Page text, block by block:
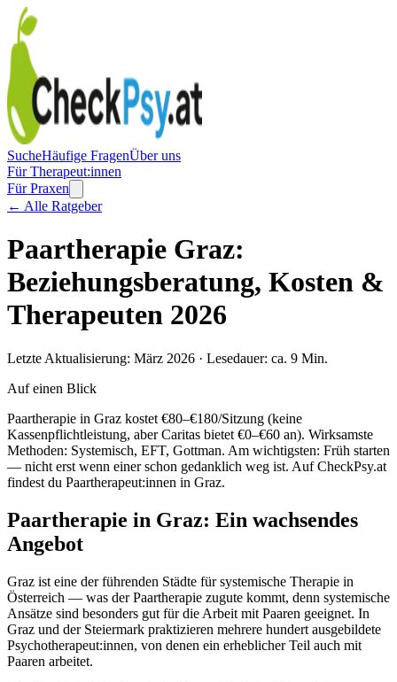
SucheHäufige FragenÜber uns
Für Therapeut:innen
Für Praxen
← Alle Ratgeber
Paartherapie Graz:
Beziehungsberatung, Kosten &
Therapeuten 2026
Letzte Aktualisierung: März 2026 · Lesedauer: ca. 9 Min.
Auf einen Blick
Paartherapie in Graz kostet €80–€180/Sitzung (keine
Kassenpflichtleistung, aber Caritas bietet €0–€60 an). Wirksamste
Methoden: Systemisch, EFT, Gottman. Am wichtigsten: Früh starten
— nicht erst wenn einer schon gedanklich weg ist. Auf CheckPsy.at
findest du Paartherapeut:innen in Graz.
Paartherapie in Graz: Ein wachsendes
Angebot
Graz ist eine der führenden Städte für systemische Therapie in
Österreich — was der Paartherapie zugute kommt, denn systemische
Ansätze sind besonders gut für die Arbeit mit Paaren geeignet. In
Graz und der Steiermark praktizieren mehrere hundert ausgebildete
Psychotherapeut:innen, von denen ein erheblicher Teil auch mit
Paaren arbeitet.